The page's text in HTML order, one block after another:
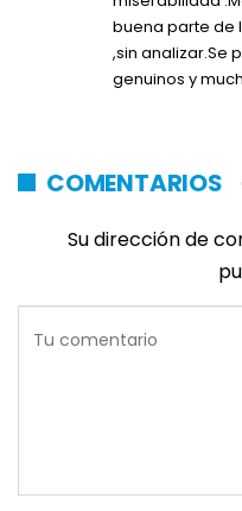
buena parte de
,sin analizar.Se
genuinos y
COMENTARIOS
Su dirección de